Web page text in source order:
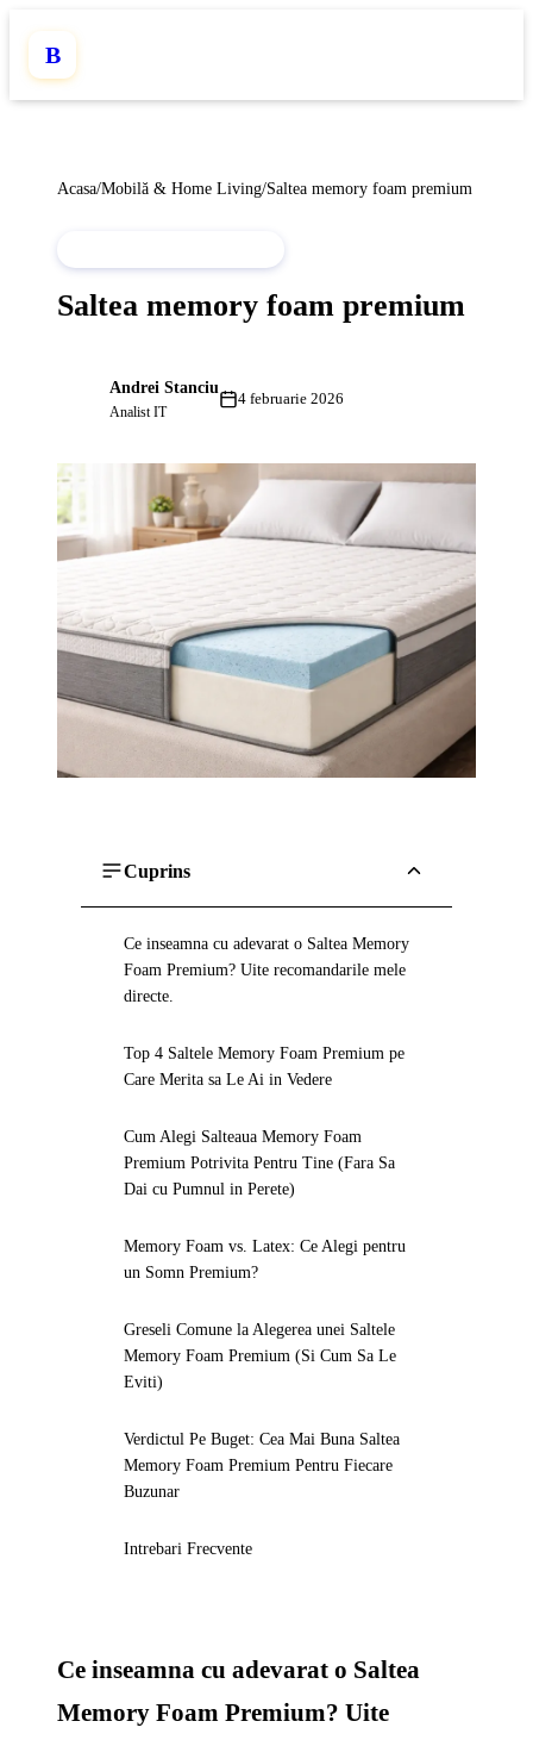
B
Acasa/Mobilă & Home Living/Saltea memory foam premium
Saltea memory foam premium
Andrei Stanciu
Analist IT
4 februarie 2026
Cuprins
Ce inseamna cu adevarat o Saltea Memory
Foam Premium? Uite recomandarile mele
directe.
Top 4 Saltele Memory Foam Premium pe
Care Merita sa Le Ai in Vedere
Cum Alegi Salteaua Memory Foam
Premium Potrivita Pentru Tine (Fara Sa
Dai cu Pumnul in Perete)
Memory Foam vs. Latex: Ce Alegi pentru
un Somn Premium?
Greseli Comune la Alegerea unei Saltele
Memory Foam Premium (Si Cum Sa Le
Eviti)
Verdictul Pe Buget: Cea Mai Buna Saltea
Memory Foam Premium Pentru Fiecare
Buzunar
Intrebari Frecvente
Ce inseamna cu adevarat o Saltea
Memory Foam Premium? Uite